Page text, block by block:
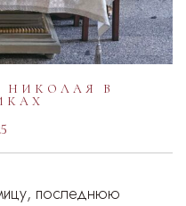
НИКОЛАЯ В
последнюю